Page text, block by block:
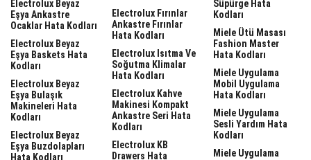
Electrolux Beyaz
Eşya Ankastre
Ocaklar Hata Kodları
Electrolux Beyaz
Eşya Baskets Hata
Kodları
Electrolux Beyaz
Eşya Bulaşık
Makineleri Hata
Kodları
Electrolux Beyaz
Eşya Buzdolapları
Hata Kodları
Electrolux Fırınlar
Ankastre Fırınlar
Hata Kodları
Electrolux Isıtma Ve
Soğutma Klimalar
Hata Kodları
Electrolux Kahve
Makinesi Kompakt
Ankastre Seri Hata
Kodları
Electrolux KB
Drawers Hata
Süpürge Hata
Kodları
Miele Ütü Masası
Fashion Master
Hata Kodları
Miele Uygulama
Mobil Uygulama
Hata Kodları
Miele Uygulama
Sesli Yardım Hata
Kodları
Miele Uygulama